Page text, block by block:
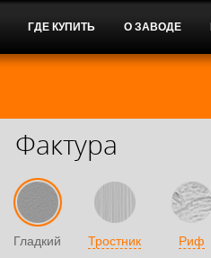
ГДЕ КУПИТЬ О ЗАВОДЕ
Фактура
Гладкий Тростник Риф